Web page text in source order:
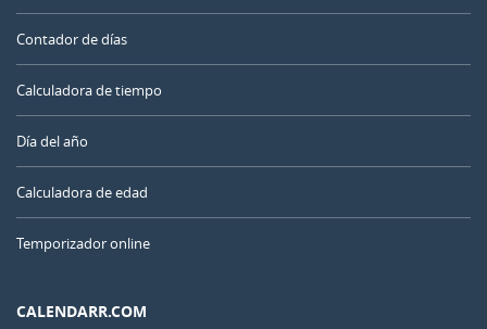
Contador de días
Calculadora de tiempo
Día del año
Calculadora de edad
Temporizador online
CALENDARR.COM